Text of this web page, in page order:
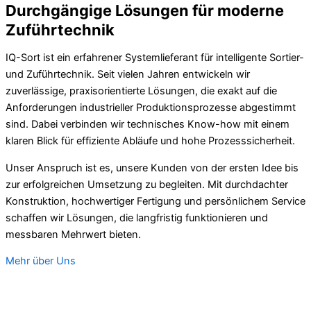
Durchgängige Lösungen für moderne
Zuführtechnik
IQ-Sort ist ein erfahrener Systemlieferant für intelligente Sortier-
und Zuführtechnik. Seit vielen Jahren entwickeln wir
zuverlässige, praxisorientierte Lösungen, die exakt auf die
Anforderungen industrieller Produktionsprozesse abgestimmt
sind. Dabei verbinden wir technisches Know-how mit einem
klaren Blick für effiziente Abläufe und hohe Prozesssicherheit.
Unser Anspruch ist es, unsere Kunden von der ersten Idee bis
zur erfolgreichen Umsetzung zu begleiten. Mit durchdachter
Konstruktion, hochwertiger Fertigung und persönlichem Service
schaffen wir Lösungen, die langfristig funktionieren und
messbaren Mehrwert bieten.
Mehr über Uns